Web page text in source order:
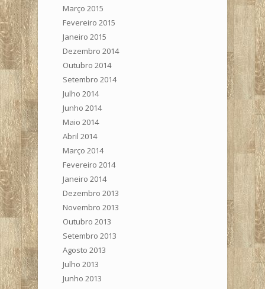
Março 2015
Fevereiro 2015
Janeiro 2015
Dezembro 2014
Outubro 2014
Setembro 2014
Julho 2014
Junho 2014
Maio 2014
Abril 2014
Março 2014
Fevereiro 2014
Janeiro 2014
Dezembro 2013
Novembro 2013
Outubro 2013
Setembro 2013
Agosto 2013
Julho 2013
Junho 2013